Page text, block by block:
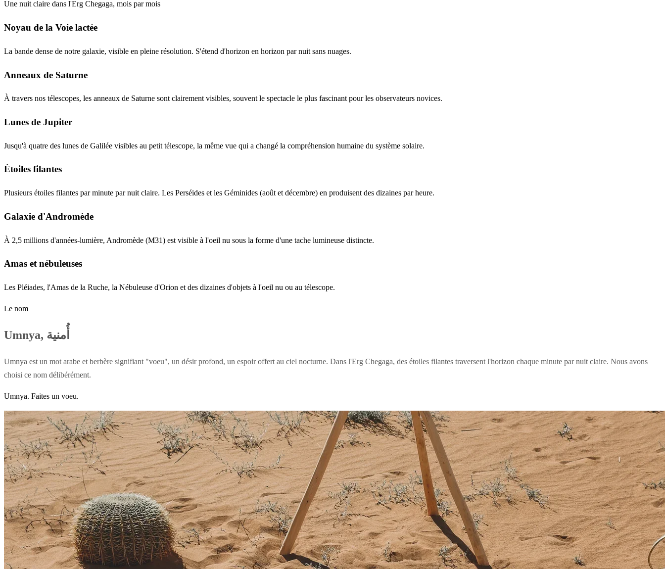
Une nuit claire dans l'Erg Chegaga, mois par mois
Noyau de la Voie lactée
La bande dense de notre galaxie, visible en pleine résolution. S'étend d'horizon en horizon par nuit sans nuages.
Anneaux de Saturne
À travers nos télescopes, les anneaux de Saturne sont clairement visibles, souvent le spectacle le plus fascinant pour les observateurs novices.
Lunes de Jupiter
Jusqu'à quatre des lunes de Galilée visibles au petit télescope, la même vue qui a changé la compréhension humaine du système solaire.
Étoiles filantes
Plusieurs étoiles filantes par minute par nuit claire. Les Perséides et les Géminides (août et décembre) en produisent des dizaines par heure.
Galaxie d'Andromède
À 2,5 millions d'années-lumière, Andromède (M31) est visible à l'oeil nu sous la forme d'une tache lumineuse distincte.
Amas et nébuleuses
Les Pléiades, l'Amas de la Ruche, la Nébuleuse d'Orion et des dizaines d'objets à l'oeil nu ou au télescope.
Le nom
Umnya, أُمنية
Umnya est un mot arabe et berbère signifiant "voeu", un désir profond, un espoir offert au ciel nocturne. Dans l'Erg Chegaga, des étoiles filantes traversent l'horizon chaque minute par nuit claire. Nous avons
choisi ce nom délibérément.
Umnya. Faites un voeu.